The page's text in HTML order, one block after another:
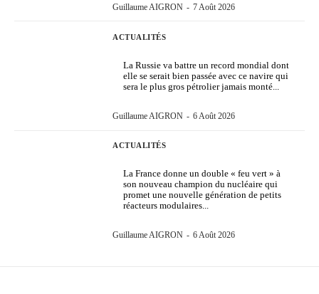
Guillaume AIGRON - 7 Août 2026
ACTUALITÉS
La Russie va battre un record mondial dont
elle se serait bien passée avec ce navire qui
sera le plus gros pétrolier jamais monté...
Guillaume AIGRON - 6 Août 2026
ACTUALITÉS
La France donne un double « feu vert » à
son nouveau champion du nucléaire qui
promet une nouvelle génération de petits
réacteurs modulaires...
Guillaume AIGRON - 6 Août 2026